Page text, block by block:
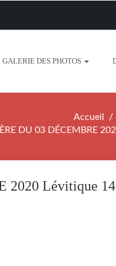
GALERIE DES PHOTOS
Accueil
DU 03 DÉCEMBRE
2020 Lévitique